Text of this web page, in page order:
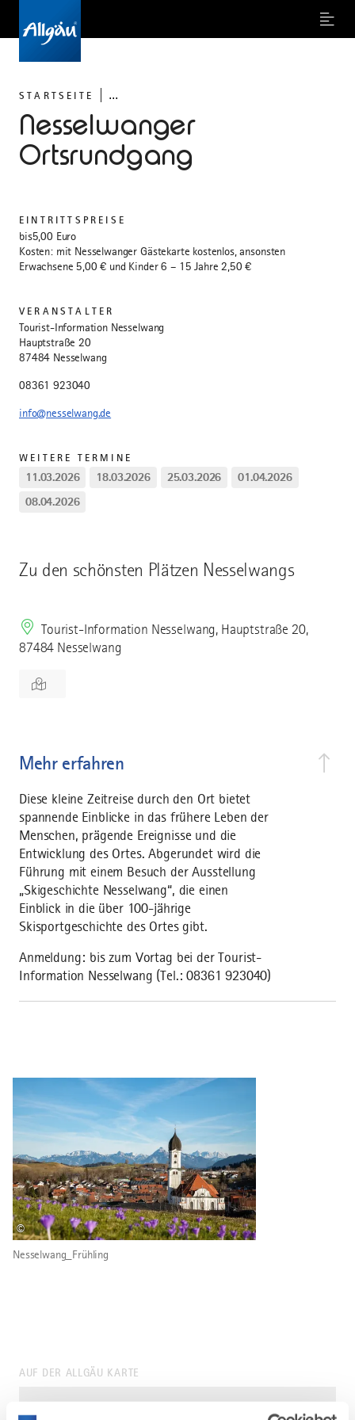
Menu
STARTSEITE ...
Nesselwanger
Ortsrundgang
Zu den schönsten Plätzen Nesselwangs
Tourist-Information Nesselwang, Hauptstraße 20,
87484 Nesselwang
Mehr erfahren
Diese kleine Zeitreise durch den Ort bietet
spannende Einblicke in das frühere Leben der
Menschen, prägende Ereignisse und die
Entwicklung des Ortes. Abgerundet wird die
Führung mit einem Besuch der Ausstellung
„Skigeschichte Nesselwang“, die einen
Einblick in die über 100-jährige
Skisportgeschichte des Ortes gibt.
Anmeldung : bis zum Vortag bei der Tourist-
Information Nesselwang (Tel.: 08361 923040)
EINTRITTSPREISE
bis5,00 Euro
Kosten: mit Nesselwanger Gästekarte kostenlos, ansonsten
Erwachsene 5,00 € und Kinder 6 – 15 Jahre 2,50 €
VERANSTALTER
Tourist-Information Nesselwang
Hauptstraße 20
87484 Nesselwang
08361 923040
info@nesselwang.de
WEITERE TERMINE
11.03.2026 18.03.2026 25.03.2026
01.04.2026
08.04.2026
©
Nesselwang_Frühling
AUF DER ALLGÄU KARTE